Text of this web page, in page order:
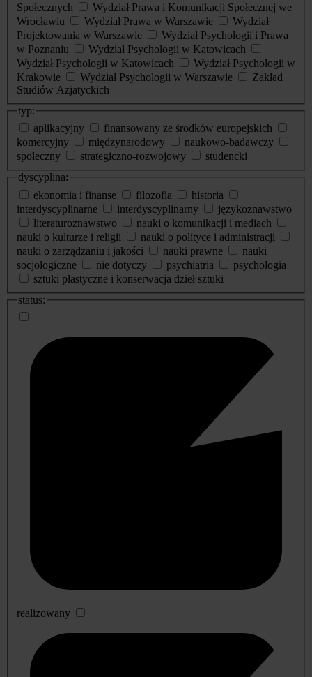
Społecznych
Wydział Prawa i Komunikacji Społecznej we
Wrocławiu
Wydział Prawa w Warszawie
Wydział
Projektowania w Warszawie
Wydział Psychologii i Prawa
w Poznaniu
Wydział Psychologii w Katowicach
Wydział Psychologii w Katowicach
Wydział Psychologii w
Krakowie
Wydział Psychologii w Warszawie
Zakład
Studiów Azjatyckich
typ:
aplikacyjny
finansowany ze środków europejskich
komercyjny
międzynarodowy
naukowo-badawczy
społeczny
strategiczno-rozwojowy
studencki
dyscyplina:
ekonomia i finanse
filozofia
historia
interdyscyplinarne
interdyscyplinarny
językoznawstwo
literaturoznawstwo
nauki o komunikacji i mediach
nauki o kulturze i religii
nauki o polityce i administracji
nauki o zarządzaniu i jakości
nauki prawne
nauki
socjologiczne
nie dotyczy psychiatria
psychologia
sztuki plastyczne i konserwacja dzieł sztuki
status:
realizowany